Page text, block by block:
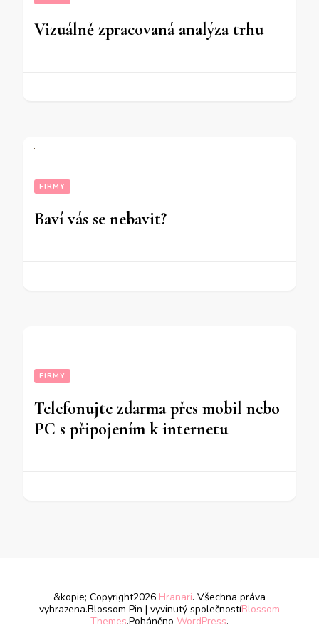
Vizuálně zpracovaná analýza trhu
FIRMY
Baví vás se nebavit?
FIRMY
Telefonujte zdarma přes mobil nebo
PC s připojením k internetu
&kopie; Copyright2026 Hranari. Všechna práva
vyhrazena.Blossom Pin | vyvinutý společnostíBlossom
Themes.Poháněno WordPress.